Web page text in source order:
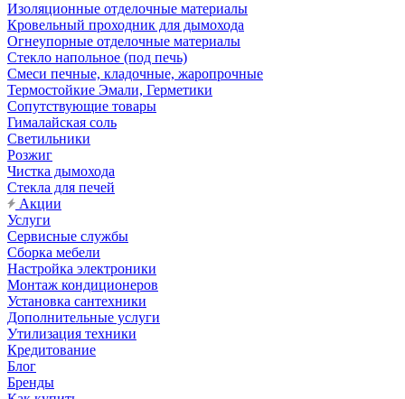
Изоляционные отделочные материалы
Кровельный проходник для дымохода
Огнеупорные отделочные материалы
Стекло напольное (под печь)
Смеси печные, кладочные, жаропрочные
Термостойкие Эмали, Герметики
Сопутствующие товары
Гималайская соль
Светильники
Розжиг
Чистка дымохода
Стекла для печей
Акции
Услуги
Сервисные службы
Сборка мебели
Настройка электроники
Монтаж кондиционеров
Установка сантехники
Дополнительные услуги
Утилизация техники
Кредитование
Блог
Бренды